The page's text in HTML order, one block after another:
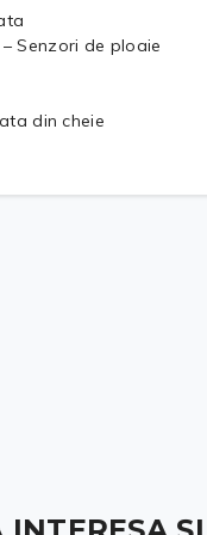
Senzori de ploaie
din cheie